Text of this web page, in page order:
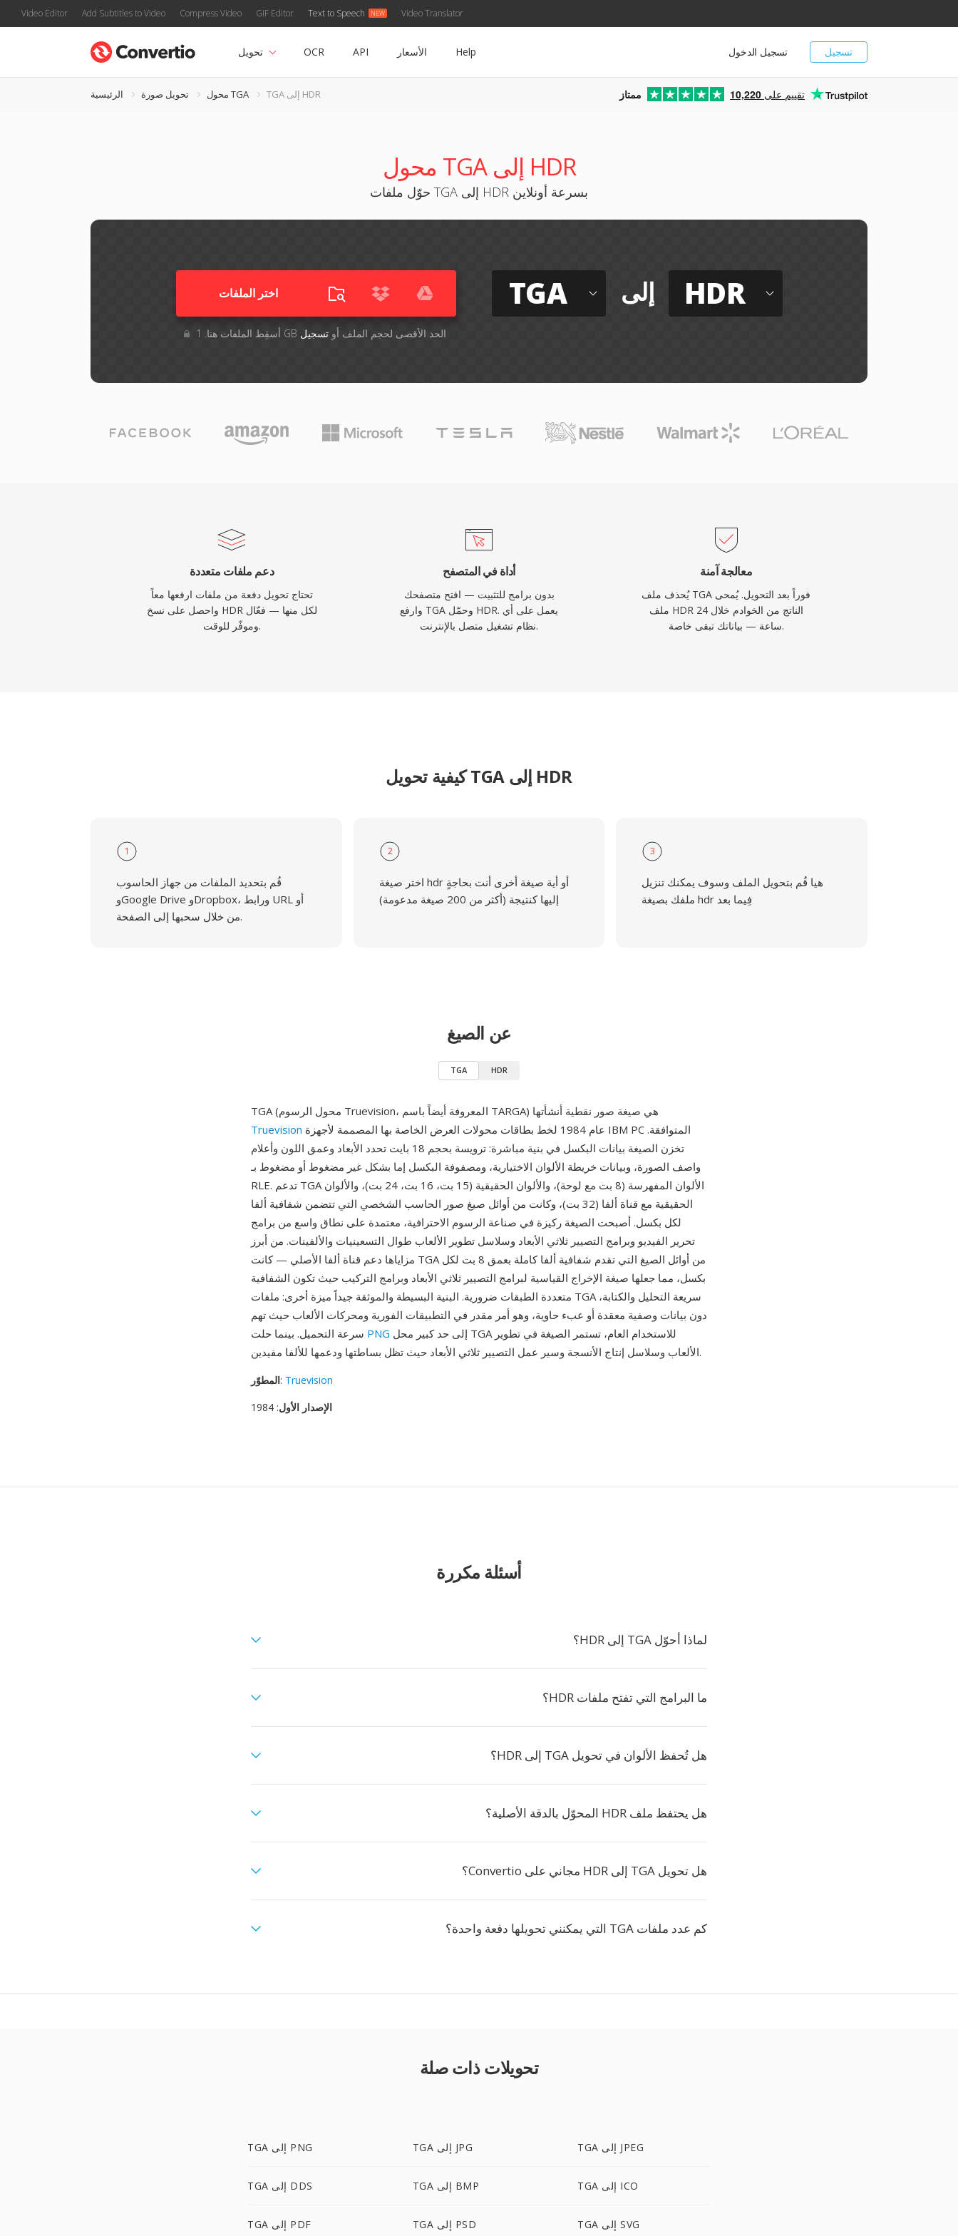
Video Editor Add Subtitles to Video Compress Video GIF Editor Text to Speech Video Translator
تسجيل تسجيل الدخول تحويل OCR API الأسعار Help
الرئيسية تحويل صورة محول TGA TGA إلى HDR ممتاز 10,220 تقييم على
محول TGA إلى HDR
حوّل ملفات TGA إلى HDR بسرعة أونلاين
اختر الملفات
أسقِط الملفات هنا. 1 GB الحد الأقصى لحجم الملف أوتسجيل
TGA إلى HDR
دعم ملفات متعددة
تحتاج تحويل دفعة من ملفات ارفعها معاً
واحصل على نسخ HDR لكل منها — فعّال
وموفّر للوقت.
أداة في المتصفح
بدون برامج للتثبيت — افتح متصفحك
وارفع TGA وحمّل HDR. يعمل على أي
نظام تشغيل متصل بالإنترنت.
معالجة آمنة
يُحذف ملف TGA فوراً بعد التحويل. يُمحى
ملف HDR الناتج من الخوادم خلال 24
ساعة — بياناتك تبقى خاصة.
كيفية تحويل TGA إلى HDR
1
قُم بتحديد الملفات من جهاز الحاسوب
وGoogle Drive وDropbox، ورابط URL أو
من خلال سحبها إلى الصفحة.
2
اختر صيغة hdr أو أية صيغة أخرى أنت بحاجةٍ
إليها كنتيجة (أكثر من 200 صيغة مدعومة)
3
هيا قُم بتحويل الملف وسوف يمكنك تنزيل
ملفك بصيغة hdr فِيما بعد
عن الصيغ
TGA HDR
TGA (محول الرسوم Truevision، المعروفة أيضاً باسم TARGA) هي صيغة صور نقطية أنشأتها
Truevision
تخزن الصيغة بيانات البكسل في بنية مباشرة: ترويسة بحجم 18 بايت تحدد الأبعاد وعمق اللون وأعلام
واصف الصورة، وبيانات خريطة الألوان الاختيارية، ومصفوفة البكسل إما بشكل غير مضغوط أو مضغوط بـ
RLE. تدعم TGA الألوان المفهرسة (8 بت مع لوحة)، والألوان الحقيقية (15 بت، 16 بت، 24 بت)، والألوان
الحقيقية مع قناة ألفا (32 بت)، وكانت من أوائل صيغ صور الحاسب الشخصي التي تتضمن شفافية ألفا
لكل بكسل. أصبحت الصيغة ركيزة في صناعة الرسوم الاحترافية، معتمدة على نطاق واسع من برامج
تحرير الفيديو وبرامج التصيير ثلاثي الأبعاد وسلاسل تطوير الألعاب طوال التسعينيات والألفينات. من أبرز
مزاياها دعم قناة ألفا الأصلي — كانت TGA من أوائل الصيغ التي تقدم شفافية ألفا كاملة بعمق 8 بت لكل
بكسل، مما جعلها صيغة الإخراج القياسية لبرامج التصيير ثلاثي الأبعاد وبرامج التركيب حيث تكون الشفافية
متعددة الطبقات ضرورية. البنية البسيطة والموثقة جيداً ميزة أخرى: ملفات TGA سريعة التحليل والكتابة،
دون بيانات وصفية معقدة أو عبء حاوية، وهو أمر مقدر في التطبيقات الفورية ومحركات الألعاب حيث تهم
PNG
الألعاب وسلاسل إنتاج الأنسجة وسير عمل التصيير ثلاثي الأبعاد حيث تظل بساطتها ودعمها للألفا مفيدين.
المطوّر: Truevision
الإصدار الأول: 1984
أسئلة مكررة
لماذا أحوّل TGA إلى HDR؟
ما البرامج التي تفتح ملفات HDR؟
هل تُحفظ الألوان في تحويل TGA إلى HDR؟
هل يحتفظ ملف HDR المحوّل بالدقة الأصلية؟
هل تحويل TGA إلى HDR مجاني على Convertio؟
كم عدد ملفات TGA التي يمكنني تحويلها دفعة واحدة؟
تحويلات ذات صلة
TGA إلى PNG TGA إلى JPG TGA إلى JPEG
TGA إلى DDS TGA إلى BMP TGA إلى ICO
TGA إلى PDF TGA إلى PSD TGA إلى SVG